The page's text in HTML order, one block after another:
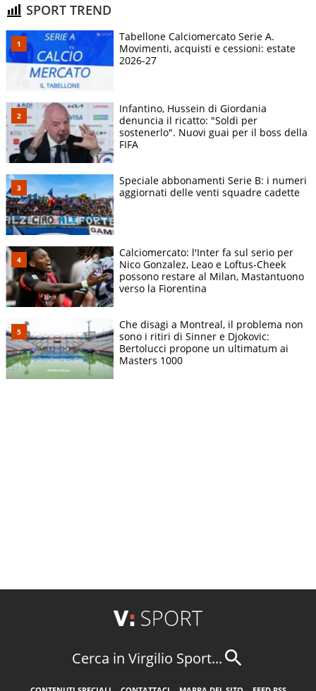
SPORT TREND
Tabellone Calciomercato Serie A.
Movimenti, acquisti e cessioni: estate
2026-27
Infantino, Hussein di Giordania
denuncia il ricatto: "Soldi per
sostenerlo". Nuovi guai per il boss della
FIFA
Speciale abbonamenti Serie B: i numeri
aggiornati delle venti squadre cadette
Calciomercato: l'Inter fa sul serio per
Nico Gonzalez, Leao e Loftus-Cheek
possono restare al Milan, Mastantuono
verso la Fiorentina
Che disagi a Montreal, il problema non
sono i ritiri di Sinner e Djokovic:
Bertolucci propone un ultimatum ai
Masters 1000
Cerca in Virgilio Sport...